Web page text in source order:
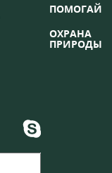
ПОМОГАЙ
ОХРАНА
ПРИРОДЫ